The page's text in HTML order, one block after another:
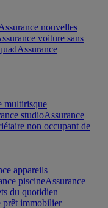
nouvelles
voiture sans
Assurance
multirisque
studioAssurance
non occupant de
appareils
piscineAssurance
du quotidien